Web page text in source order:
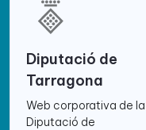
Diputació de
Tarragona
Web corporativa de la
Diputació de